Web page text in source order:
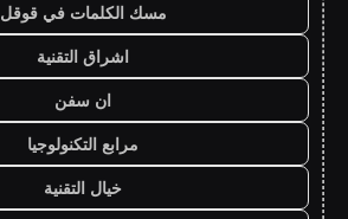
مسك الكلمات في قوقل
اشراق التقنية
ان سفن
مرابع التكنولوجيا
خيال التقنية